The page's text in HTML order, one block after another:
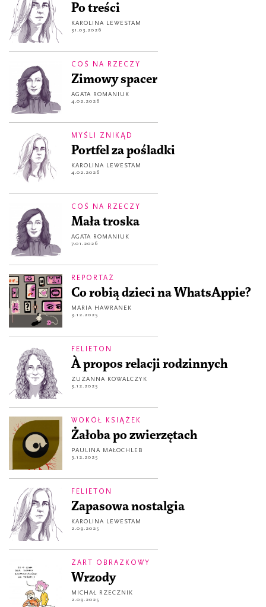
Po treści
KAROLINA LEWESTAM
31.03.2026
COŚ NA RZECZY
Zimowy spacer
AGATA ROMANIUK
4.02.2026
MYŚLI ZNIKĄD
Portfel za pośladki
KAROLINA LEWESTAM
4.02.2026
COŚ NA RZECZY
Mała troska
AGATA ROMANIUK
7.01.2026
REPORTAŻ
Co robią dzieci na WhatsAppie?
MARIA HAWRANEK
3.12.2025
FELIETON
À propos relacji rodzinnych
ZUZANNA KOWALCZYK
3.12.2025
WOKÓŁ KSIĄŻEK
Żałoba po zwierzętach
PAULINA MAŁOCHLEB
3.12.2025
FELIETON
Zapasowa nostalgia
KAROLINA LEWESTAM
2.09.2025
ŻART OBRAZKOWY
Wrzody
MICHAŁ RZECZNIK
2.09.2025